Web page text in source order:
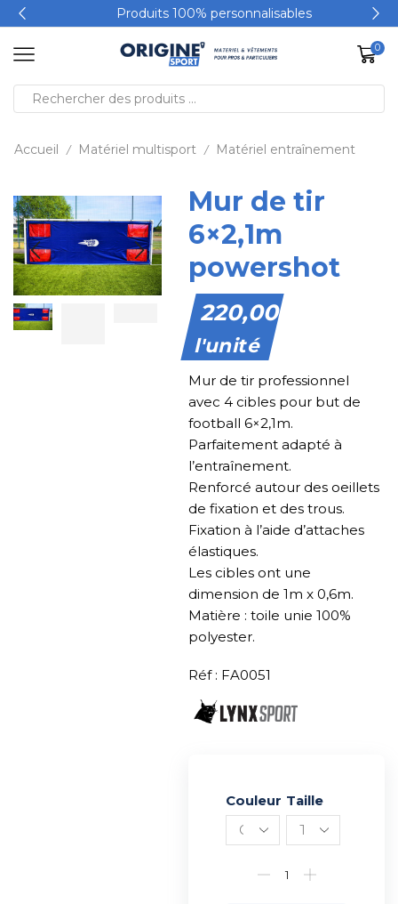
Produits 100% personnalisables
0
Accueil / Matériel multisport / Matériel entraînement
Mur de tir
6×2,1m
powershot
220,00€
l'unité
Mur de tir professionnel
avec 4 cibles pour but de
football 6×2,1m.
Parfaitement adapté à
l’entraînement.
Renforcé autour des oeillets
de fixation et des trous.
Fixation à l’aide d’attaches
élastiques.
Les cibles ont une
dimension de 1m x 0,6m.
Matière : toile unie 100%
polyester.
Réf : FA0051
Couleur Taille
Alternative: